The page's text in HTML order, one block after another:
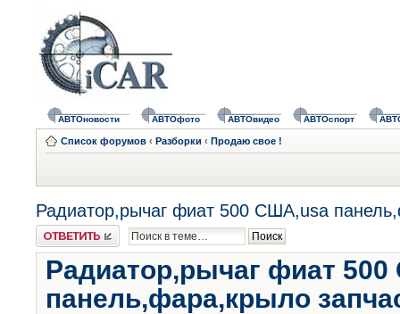
АВТОновости АВТОфото АВТОвидео АВТОспорт
Список форумов ‹ Разборки ‹ Продаю свое !
Радиатор,рычаг фиат 500 США,usa
Ответить
Радиатор,рычаг фиат
панель,фара,крыло